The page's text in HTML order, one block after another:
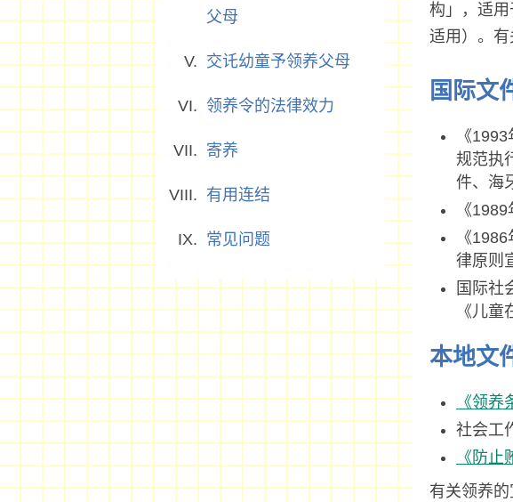
构」，适
适用）。有
国际文
《
规范执
件、海
《
《
律原则
国际社
《儿童
本地文
《领养
社会工
《防止
有关领养
父母
交讬幼童予领养父母
领养令的法律效力
寄养
有用连结
常见问题